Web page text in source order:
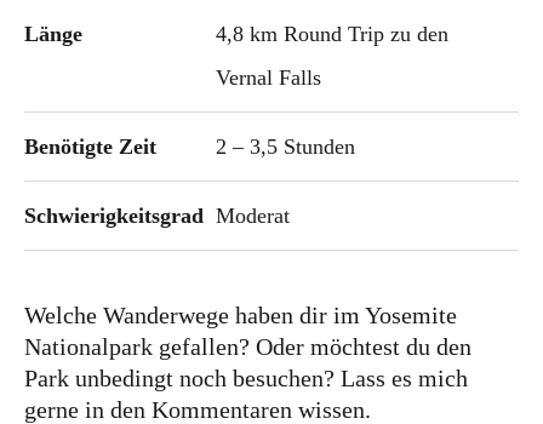
Länge
4,8 km Round Trip zu den
Vernal Falls
Benötigte Zeit 2 – 3,5 Stunden
Schwierigkeitsgrad Moderat
Welche Wanderwege haben dir im Yosemite
Nationalpark gefallen? Oder möchtest du den
Park unbedingt noch besuchen? Lass es mich
gerne in den Kommentaren wissen.